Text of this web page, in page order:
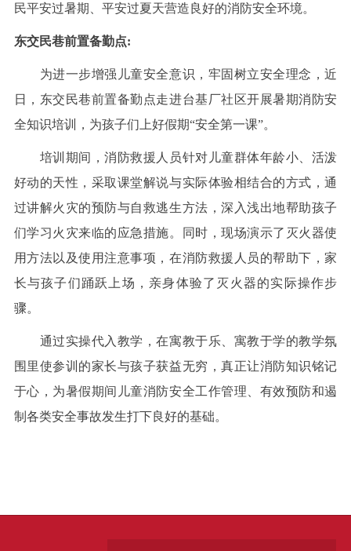
民平安过暑期、平安过夏天营造良好的消防安全环境。
东交民巷前置备勤点:
为进一步增强儿童安全意识，牢固树立安全理念，近
日，东交民巷前置备勤点走进台基厂社区开展暑期消防安
全知识培训，为孩子们上好假期“安全第一课”。
培训期间，消防救援人员针对儿童群体年龄小、活泼
好动的天性，采取课堂解说与实际体验相结合的方式，通
过讲解火灾的预防与自救逃生方法，深入浅出地帮助孩子
们学习火灾来临的应急措施。同时，现场演示了灭火器使
用方法以及使用注意事项，在消防救援人员的帮助下，家
长与孩子们踊跃上场，亲身体验了灭火器的实际操作步
骤。
通过实操代入教学，在寓教于乐、寓教于学的教学氛
围里使参训的家长与孩子获益无穷，真正让消防知识铭记
于心，为暑假期间儿童消防安全工作管理、有效预防和遏
制各类安全事故发生打下良好的基础。